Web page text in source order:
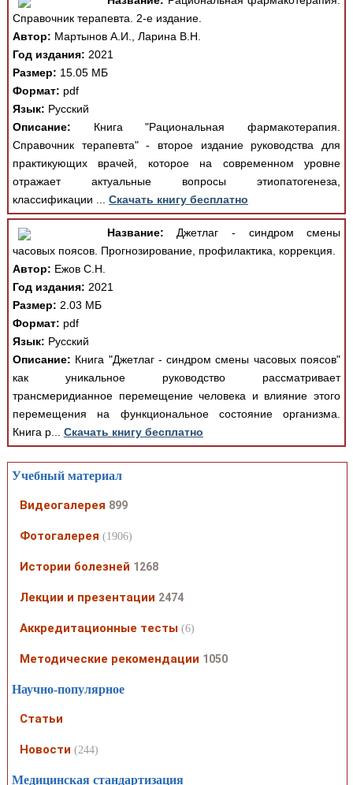
Справочник терапевта. 2-е издание.
Автор: Мартынов А.И., Ларина В.Н.
Год издания: 2021
Размер: 15.05 МБ
Формат: pdf
Язык: Русский
Описание: Книга "Рациональная фармакотерапия.
Справочник терапевта" - второе издание руководства для
практикующих врачей, которое на современном уровне
отражает актуальные вопросы этиопатогенеза,
классификации ... Скачать книгу бесплатно
Название: Джетлаг - синдром смены
часовых поясов. Прогнозирование, профилактика, коррекция.
Автор: Ежов С.Н.
Год издания: 2021
Размер: 2.03 МБ
Формат: pdf
Язык: Русский
Описание: Книга "Джетлаг - синдром смены часовых поясов"
как уникальное руководство рассматривает
трансмеридианное перемещение человека и влияние этого
перемещения на функциональное состояние организма.
Книга р... Скачать книгу бесплатно
Учебный материал
Видеогалерея 899
Фотогалерея (1906)
Истории болезней 1268
Лекции и презентации 2474
Аккредитационные тесты (6)
Методические рекомендации 1050
Научно-популярное
Статьи
Новости (244)
Медицинская стандартизация